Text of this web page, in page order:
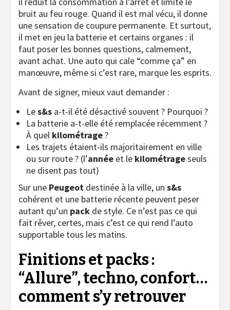
bruit au feu rouge. Quand il est mal vécu, il donne
une sensation de coupure permanente. Et surtout,
il met en jeu la batterie et certains organes : il
faut poser les bonnes questions, calmement,
avant achat. Une auto qui cale “comme ça” en
manœuvre, même si c’est rare, marque les esprits.
Avant de signer, mieux vaut demander :
Les&s a-t-il été désactivé souvent ? Pourquoi ?
La batterie a-t-elle été remplacée récemment ?
À quel kilométrage?
Les trajets étaient-ils majoritairement en ville
ou sur route ? (l’année et le kilométrageseuls
ne disent pas tout)
Sur une Peugeot destinée à la ville, un s&s
cohérent et une batterie récente peuvent peser
autant qu’un pack de style. Ce n’est pas ce qui
fait rêver, certes, mais c’est ce qui rend l’auto
supportable tous les matins.
Finitions et packs :
“Allure”, techno, confort…
comment s’y retrouver